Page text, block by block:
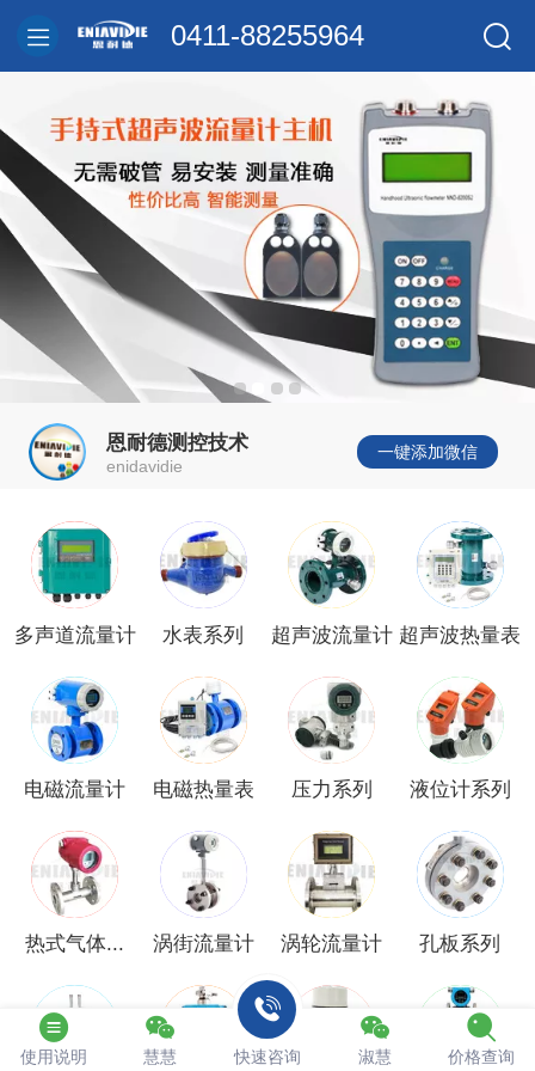
0411-88255964
恩耐德测控技术
enidavidie
一键添加微信
多声道流量计 水表系列 超声波流量计 超声波热量表
电磁流量计 电磁热量表 压力系列 液位计系列
热式气体... 涡街流量计 涡轮流量计 孔板系列
使用说明 慧慧 快速咨询 淑慧 价格查询